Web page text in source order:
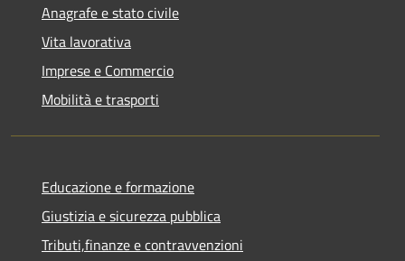
Anagrafe e stato civile
Vita lavorativa
Imprese e Commercio
Mobilità e trasporti
Educazione e formazione
Giustizia e sicurezza pubblica
Tributi,finanze e contravvenzioni